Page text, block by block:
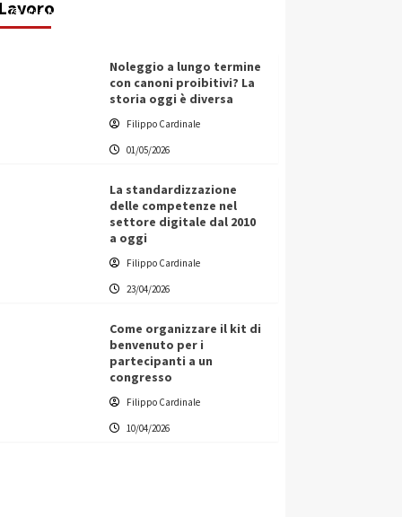
LavoroFilippo Cardinale
Noleggio a lungo termine
con canoni proibitivi? La
storia oggi è diversa
Filippo Cardinale
01/05/2026
La standardizzazione
delle competenze nel
settore digitale dal 2010
a oggi
Filippo Cardinale
23/04/2026
Come organizzare il kit di
benvenuto per i
partecipanti a un
congresso
Filippo Cardinale
10/04/2026